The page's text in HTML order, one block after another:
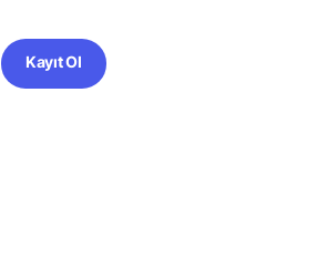
Kayıt Ol